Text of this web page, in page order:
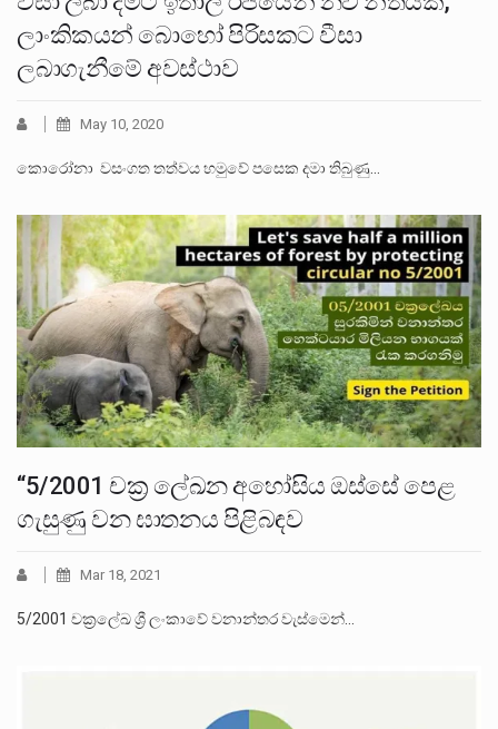
ලාංකිකයන් බොහෝ පිරිසකට වීසා
ලබාගැනීමේ අවස්ථාව
May 10, 2020
කොරෝනා වසංගත තත්වය හමුවේ පසෙක දමා තිබුණු…
“5/2001 චක්‍ර ලේඛන අහෝසිය ඔස්සේ පෙළ
ගැසුණු වන ඝාතනය පිළිබඳව
Mar 18, 2021
5/2001 චක්‍රලේඛ ශ්‍රී ලංකාවේ වනාන්තර වැස්මෙන්…